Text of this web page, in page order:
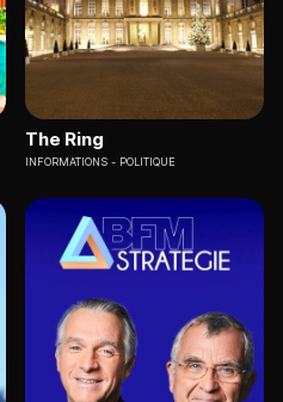
The Ring
INFORMATIONS POLITIQUE